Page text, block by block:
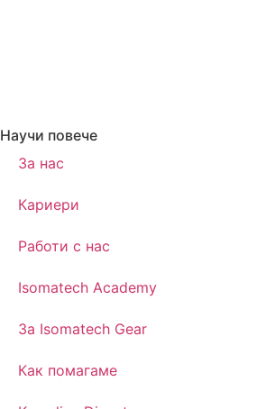
Научи повече
За нас
Кариери
Работи с нас
Isomatech Academy
За Isomatech Gear
Как помагаме